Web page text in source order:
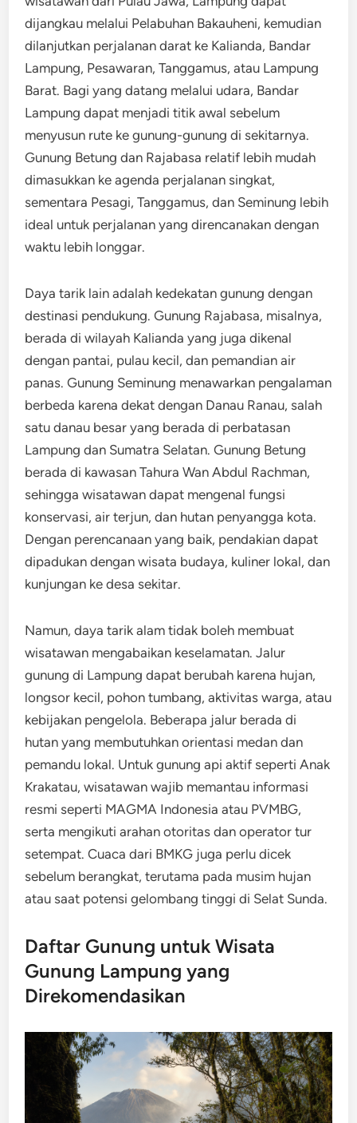
dijangkau melalui Pelabuhan Bakauheni, kemudian
dilanjutkan perjalanan darat ke Kalianda, Bandar
Lampung, Pesawaran, Tanggamus, atau Lampung
Barat. Bagi yang datang melalui udara, Bandar
Lampung dapat menjadi titik awal sebelum
menyusun rute ke gunung-gunung di sekitarnya.
Gunung Betung dan Rajabasa relatif lebih mudah
dimasukkan ke agenda perjalanan singkat,
sementara Pesagi, Tanggamus, dan Seminung lebih
ideal untuk perjalanan yang direncanakan dengan
waktu lebih longgar.
Daya tarik lain adalah kedekatan gunung dengan
destinasi pendukung. Gunung Rajabasa, misalnya,
berada di wilayah Kalianda yang juga dikenal
dengan pantai, pulau kecil, dan pemandian air
panas. Gunung Seminung menawarkan pengalaman
berbeda karena dekat dengan Danau Ranau, salah
satu danau besar yang berada di perbatasan
Lampung dan Sumatra Selatan. Gunung Betung
berada di kawasan Tahura Wan Abdul Rachman,
sehingga wisatawan dapat mengenal fungsi
konservasi, air terjun, dan hutan penyangga kota.
Dengan perencanaan yang baik, pendakian dapat
dipadukan dengan wisata budaya, kuliner lokal, dan
kunjungan ke desa sekitar.
Namun, daya tarik alam tidak boleh membuat
wisatawan mengabaikan keselamatan. Jalur
gunung di Lampung dapat berubah karena hujan,
longsor kecil, pohon tumbang, aktivitas warga, atau
kebijakan pengelola. Beberapa jalur berada di
hutan yang membutuhkan orientasi medan dan
pemandu lokal. Untuk gunung api aktif seperti Anak
Krakatau, wisatawan wajib memantau informasi
resmi seperti MAGMA Indonesia atau PVMBG,
serta mengikuti arahan otoritas dan operator tur
setempat. Cuaca dari BMKG juga perlu dicek
sebelum berangkat, terutama pada musim hujan
atau saat potensi gelombang tinggi di Selat Sunda.
Daftar Gunung untuk Wisata
Gunung Lampung yang
Direkomendasikan